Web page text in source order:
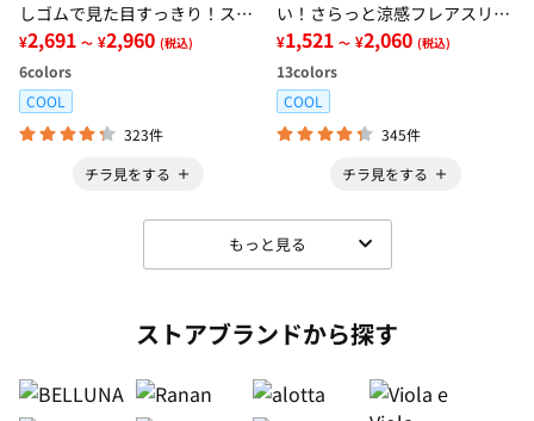
しゴムで見た目すっきり！スト
レッチ楽ちんデニム
¥2,691 ～ ¥2,960 (税込)
6colors
COOL
323件
チラ見をする
い！さらっと涼感フレアスリー
ブブラウス
¥1,521 ～ ¥2,060 (税込)
13colors
COOL
345件
チラ見をする
もっと見る
ストアブランドから探す